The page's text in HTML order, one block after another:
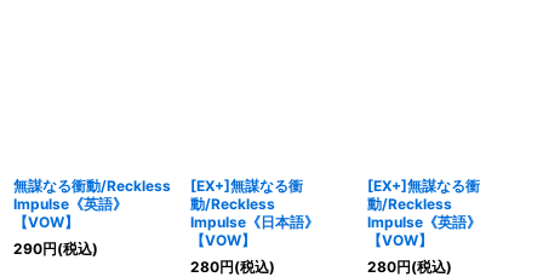
無謀なる衝動/Reckless
Impulse《英語》
【VOW】
290円(税込)
[EX+]無謀なる衝
動/Reckless
Impulse《日本語》
【VOW】
280円(税込)
[EX+]無謀なる衝
動/Reckless
Impulse《英語》
【VOW】
280円(税込)